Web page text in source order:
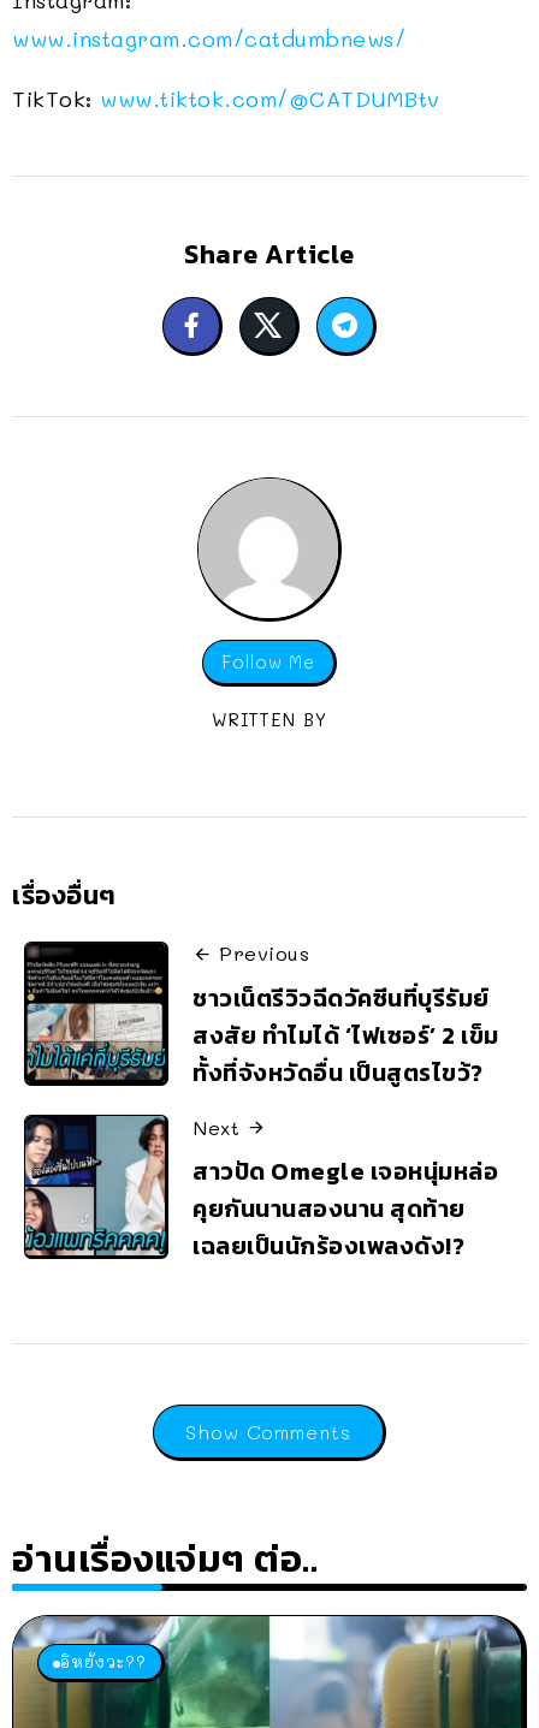
www.instagram.com/catdumbnews/
TikTok: www.tiktok.com/@CATDUMBtv
Share Article
Follow Me
WRITTEN BY
เรื่องอื่นๆ
Previous
ชาวเน็ตรีวิวฉีดวัคซีนที่บุรีรัมย์
สงสัย ทำไมได้ ‘ไฟเซอร์’ 2 เข็ม
ทั้งที่จังหวัดอื่น เป็นสูตรไขว้?
Next
สาวปัด Omegle เจอหนุ่มหล่อ
คุยกันนานสองนาน สุดท้าย
เฉลยเป็นนักร้องเพลงดัง!?
Show Comments
อ่านเรื่องแจ่มๆ ต่อ..
อิหยังวะ??